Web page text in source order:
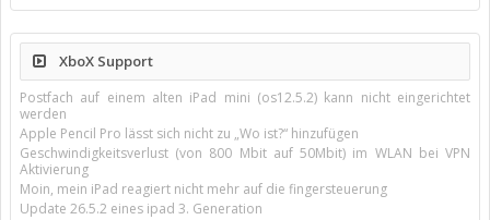
XboX Support
Postfach auf einem alten iPad mini (os12.5.2) kann nicht eingerichtet
werden
Apple Pencil Pro lässt sich nicht zu „Wo ist?“ hinzufügen
Geschwindigkeitsverlust (von 800 Mbit auf 50Mbit) im WLAN bei VPN
Aktivierung
Moin, mein iPad reagiert nicht mehr auf die fingersteuerung
Update 26.5.2 eines ipad 3. Generation